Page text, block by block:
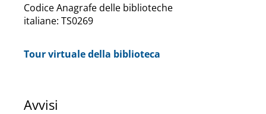
Codice Anagrafe delle biblioteche
italiane: TS0269
Tour virtuale della biblioteca
Avvisi